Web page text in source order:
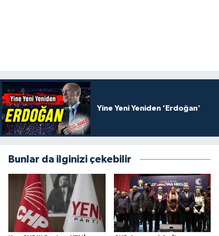
Yine Yeni Yeniden ‘Erdoğan'
Bunlar da ilginizi çekebilir